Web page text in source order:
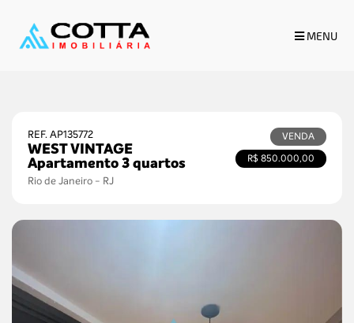
MENU
IMÓVEIS PARA ALUGUEL
REF. AP135772
WEST VINTAGE
Apartamento 3 quartos
Rio de Janeiro - RJ
VENDA
R$ 850.000,00